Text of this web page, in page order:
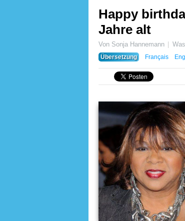
Happy
Jahre alt
Von Sonja Hannemann
Übersetzung
Français